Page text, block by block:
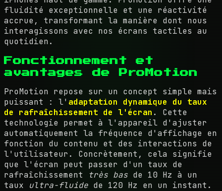
fluidité exceptionnelle et une réactivité
accrue, transformant la manière dont nous
interagissons avec nos écrans tactiles au
quotidien.
Fonctionnement et
avantages de ProMotion
ProMotion repose sur un concept simple mais
puissant : l' adaptation dynamique du taux
de rafraîchissement de l'écran . Cette
technologie permet à l'appareil d'ajuster
automatiquement la fréquence d'affichage en
fonction du contenu et des interactions de
l'utilisateur. Concrètement, cela signifie
que l'écran peut passer d'un taux de
rafraîchissement
très bas de 10 Hz à un
taux ultra-fluide de 120 Hz en un instant.